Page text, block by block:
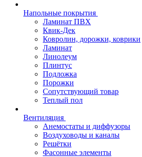
Напольные покрытия
Ламинат ПВХ
Квик-Дек
Ковролин, дорожки, коврики
Ламинат
Линолеум
Плинтус
Подложка
Порожки
Сопутствующий товар
Теплый пол
Вентиляция
Анемостаты и диффузоры
Воздуховоды и каналы
Решётки
Фасонные элементы